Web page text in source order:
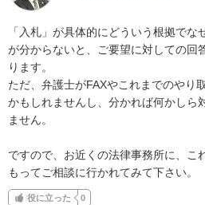
「入札」が具体的にどういう根拠でな
が分からないと、ご要望に対しての回
ります。
ただ、弁護士がFAXやこれまでのやり
かもしれませんし、分かれば何かしら
ません。
ですので、お近くの法律事務所に、こ
もってご相談に行かれてみて下さい。
役に立った 0